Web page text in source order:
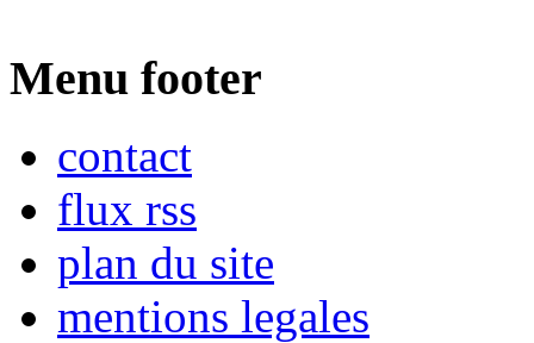
Menu footer
contact
flux rss
plan du site
mentions legales